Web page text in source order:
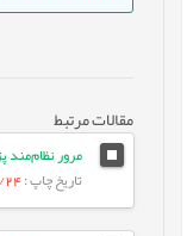
مقالات مرتبط
مرور
تاریخ چاپ: 1405/04/24